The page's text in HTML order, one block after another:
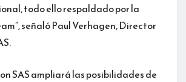
todo ello respaldado por la
señaló Paul Verhagen, Director
SAS ampliará las posibilidades de